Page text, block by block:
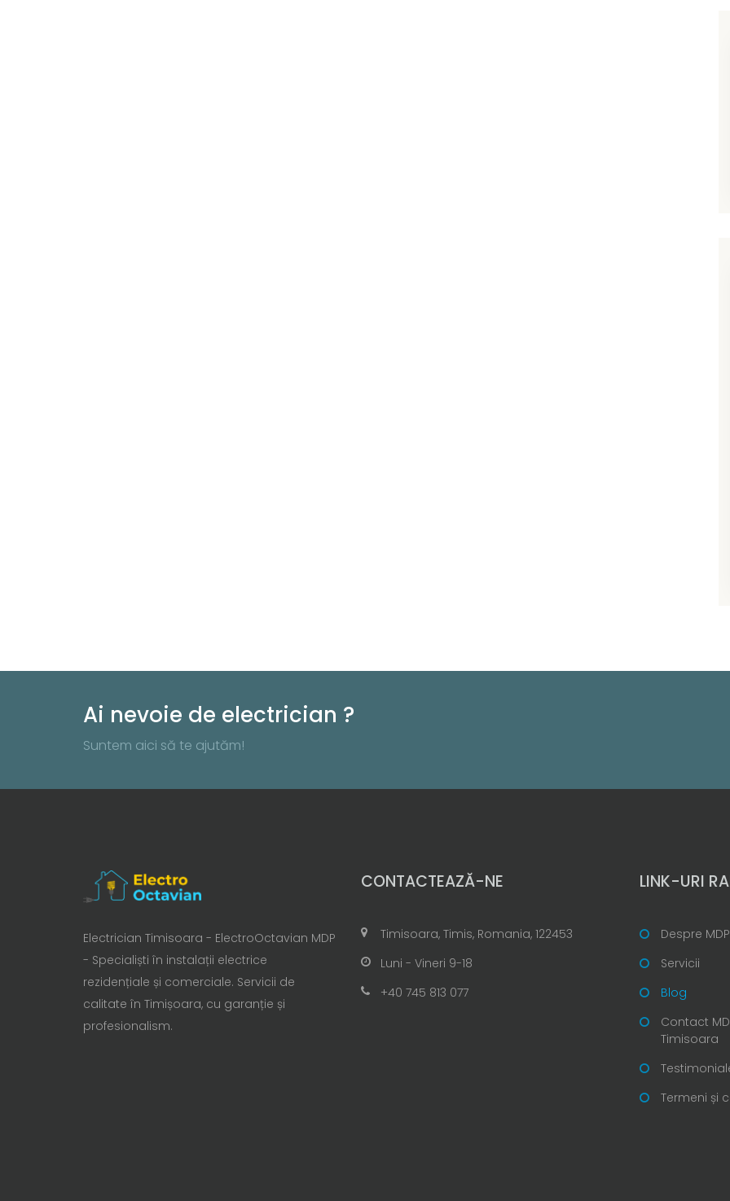
Ai nevoie de electrician ?
Suntem aici să te ajutăm!
Electrician Timisoara - ElectroOctavian MDP
- Specialiști în instalații electrice
rezidențiale și comerciale. Servicii de
calitate în Timișoara, cu garanție și
profesionalism.
CONTACTEAZĂ-NE
Timisoara, Timis, Romania, 122453
Luni - Vineri 9-18
+40 745 813 077
LINK-URI
Despre MDP
Servicii
Blog
Contact
Timisoara
Termeni și